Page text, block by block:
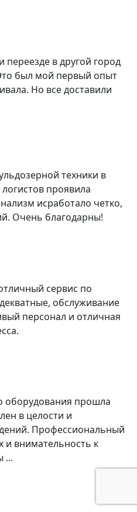
переезде в другой город
был мой первый опыт
Но все доставили
техники в
проявила
исработало четко,
Очень благодарны!
сервис по
обслуживание
персонал и отличная
оборудования прошла
в целости и
Профессиональный
и внимательность к
...